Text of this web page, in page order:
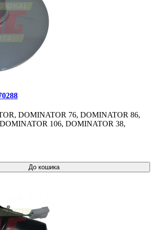
DOMINATOR 76, DOMINATOR 86,
106, DOMINATOR 38,
До кошика